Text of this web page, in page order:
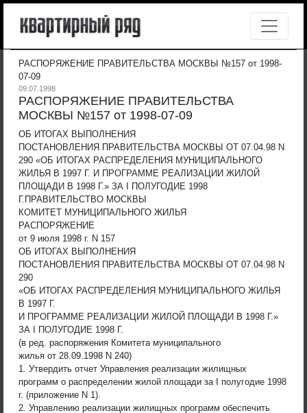
РАСПОРЯЖЕНИЕ ПРАВИТЕЛЬСТВА МОСКВЫ №157 от 1998-
07-09
09.07.1998
РАСПОРЯЖЕНИЕ ПРАВИТЕЛЬСТВА
МОСКВЫ №157 от 1998-07-09
ОБ ИТОГАХ ВЫПОЛНЕНИЯ
ПОСТАНОВЛЕНИЯ ПРАВИТЕЛЬСТВА МОСКВЫ ОТ 07.04.98 N
290 «ОБ ИТОГАХ РАСПРЕДЕЛЕНИЯ МУНИЦИПАЛЬНОГО
ЖИЛЬЯ В 1997 Г. И ПРОГРАММЕ РЕАЛИЗАЦИИ ЖИЛОЙ
ПЛОЩАДИ В 1998 Г.» ЗА I ПОЛУГОДИЕ 1998
Г. ПРАВИТЕЛЬСТВО МОСКВЫ
КОМИТЕТ МУНИЦИПАЛЬНОГО ЖИЛЬЯ
РАСПОРЯЖЕНИЕ
от 9 июля 1998 г. N 157
ОБ ИТОГАХ ВЫПОЛНЕНИЯ
ПОСТАНОВЛЕНИЯ ПРАВИТЕЛЬСТВА МОСКВЫ ОТ 07.04.98 N
290
«ОБ ИТОГАХ РАСПРЕДЕЛЕНИЯ МУНИЦИПАЛЬНОГО ЖИЛЬЯ
В 1997 Г.
И ПРОГРАММЕ РЕАЛИЗАЦИИ ЖИЛОЙ ПЛОЩАДИ В 1998 Г.»
ЗА I ПОЛУГОДИЕ 1998 Г.
(в ред. распоряжения Комитета муниципального
жилья от 28.09.1998 N 240)
1. Утвердить отчет Управления реализации жилищных
программ о распределении жилой площади за I полугодие 1998
г. (приложение N 1).
2. Управлению реализации жилищных программ обеспечить